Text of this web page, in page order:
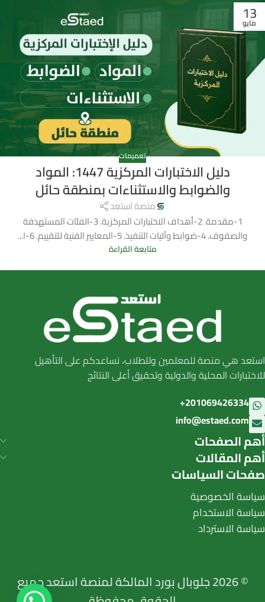
13
مايو
تعميمات
دليل الاختبارات المركزية 1447: المواد
والضوابط والاستثناءات بمنطقة حائل
منصة استعد
1-مقدمة. 2-أهداف الاختبارات المركزية. 3-الفئات المستهدفة
والصفوف. 4-ضوابط وآليات التنفيذ. 5-المعايير الفنية للتقييم. 6-ا...
متابعة القراءة
استعد هي منصة للمعلمين وللطلاب، نساعدكم على التأهيل
للاختبارات المحلية والدولية وتحقيق أعلى النتائج
201069426334+
info@estaed.com
أهم الصفحات
أهم المقالات
صفحات السياسات
سياسة الخصوصية
سياسة الاستخدام
سياسة الاسترداد
© 2026 جلوبال بورد المالكة لمنصة استعد جميع